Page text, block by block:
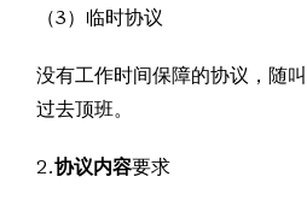
（3）临时协议
没有工作时间保障的协议，随
过去顶班。
2.协议内容要求